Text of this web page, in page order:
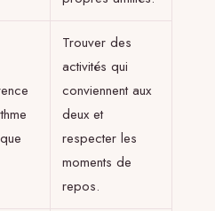
Trouver des
activités qui
conviennent aux
deux et
respecter les
moments de
repos.